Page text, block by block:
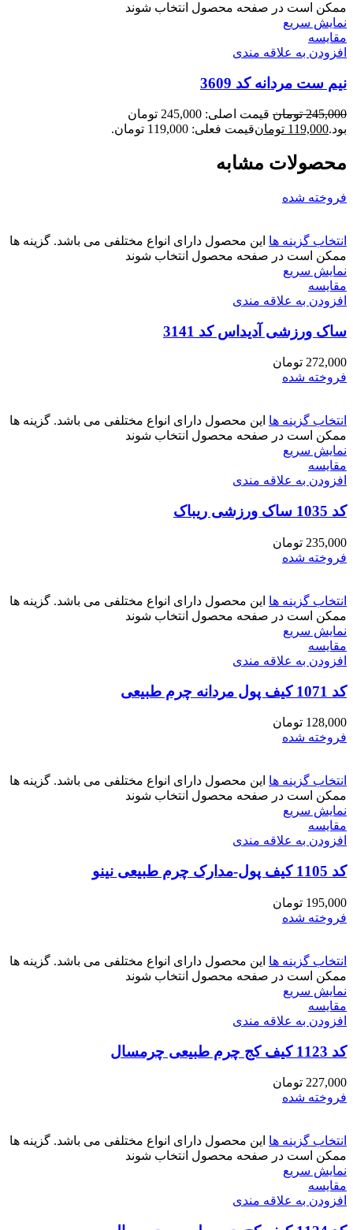
ممکن است در صفحه محصول انتخاب شوند
نمایش سریع
مقايسه
افزودن به علاقه مندی
نیم ست مردانه کد 3609
245,000 تومان
قیمت اصلی: 245,000 تومان
بود.119,000 تومانقیمت فعلی: 119,000 تومان.
محصولات مشابه
فروخته شده
انتخاب گزینه ها این محصول دارای انواع مختلفی می باشد. گزینه ها
ممکن است در صفحه محصول انتخاب شوند
نمایش سریع
مقايسه
افزودن به علاقه مندی
ساک ورزشی آدیداس کد 3141
272,000 تومان
فروخته شده
انتخاب گزینه ها این محصول دارای انواع مختلفی می باشد. گزینه ها
ممکن است در صفحه محصول انتخاب شوند
نمایش سریع
مقايسه
افزودن به علاقه مندی
کد 1035 ساک ورزشی ریباک
235,000 تومان
فروخته شده
انتخاب گزینه ها این محصول دارای انواع مختلفی می باشد. گزینه ها
ممکن است در صفحه محصول انتخاب شوند
نمایش سریع
مقايسه
افزودن به علاقه مندی
کد 1071 کیف پول مردانه چرم طبیعی
128,000 تومان
فروخته شده
انتخاب گزینه ها این محصول دارای انواع مختلفی می باشد. گزینه ها
ممکن است در صفحه محصول انتخاب شوند
نمایش سریع
مقايسه
افزودن به علاقه مندی
کد 1105 کیف پول-مدارک چرم طبیعی نینو
195,000 تومان
فروخته شده
انتخاب گزینه ها این محصول دارای انواع مختلفی می باشد. گزینه ها
ممکن است در صفحه محصول انتخاب شوند
نمایش سریع
مقايسه
افزودن به علاقه مندی
کد 1123 کیف کج چرم طبیعی چرمسال
227,000 تومان
فروخته شده
انتخاب گزینه ها این محصول دارای انواع مختلفی می باشد. گزینه ها
ممکن است در صفحه محصول انتخاب شوند
نمایش سریع
مقايسه
افزودن به علاقه مندی